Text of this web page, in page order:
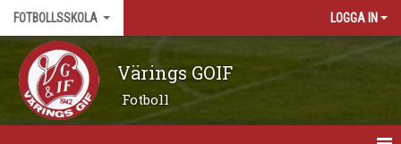
FOTBOLLSSKOLA LOGGA IN
Värings GOIF
Fotboll